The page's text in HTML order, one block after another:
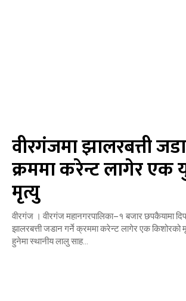
वीरगंजमा झालरबत्ती
क्रममा करेन्ट लागेर एक
मृत्यु
वीरगंज । वीरगंज महानगरपालिका–१ बजार छपकैयामा
झालरबत्ती जडान गर्ने क्रममा करेन्ट लागेर एक
हुनेमा स्थानीय लालु साह...